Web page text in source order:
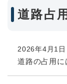
道路占用
2026年4月1日
道路の占用に